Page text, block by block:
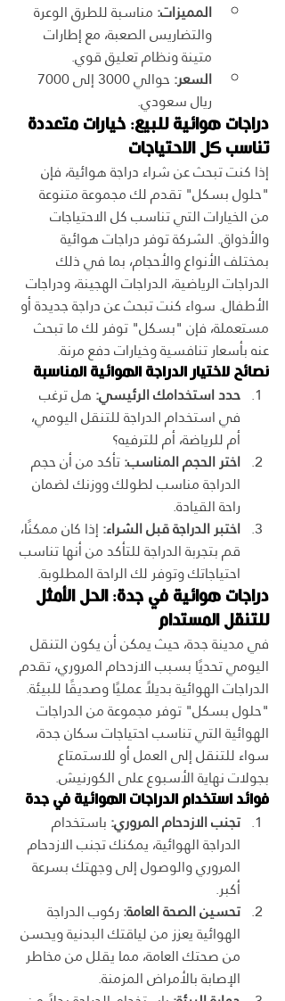
المميزات: مناسبة للطرق الوعرة
والتضاريس الصعبة، مع إطارات
متينة ونظام تعليق قوي.
السعر:
ريال سعودي.
دراجات هوائية للبيع: خيارات متعددة
تناسب كل الاحتياجات
إذا كنت تبحث عن شراء دراجة هوائية، فإن
"حلول بسكل" تقدم لك مجموعة متنوعة
من الخيارات التي تناسب كل الاحتياجات
والأذواق. الشركة توفر دراجات هوائية
بمختلف الأنواع والأحجام، بما في ذلك
الدراجات الرياضية، الدراجات الهجينة، ودراجات
الأطفال. سواء كنت تبحث عن دراجة جديدة أو
مستعملة، فإن "بسكل" توفر لك ما تبحث
عنه بأسعار تنافسية وخيارات دفع مرنة.
نصائح لاختيار الدراجة الهوائية المناسبة
حدد استخدامك الرئيسي: هل ترغب
في استخدام الدراجة للتنقل اليومي،
أم للرياضة، أم للترفيه؟
اختر الحجم المناسب: تأكد من أن حجم
الدراجة مناسب لطولك ووزنك لضمان
راحة القيادة.
اختبر الدراجة قبل الشراء: إذا كان ممكنًا،
قم بتجربة الدراجة للتأكد من أنها تناسب
احتياجاتك وتوفر لك الراحة المطلوبة.
دراجات هوائية في جدة: الحل الأمثل
للتنقل المستدام
في مدينة جدة، حيث يمكن أن يكون التنقل
اليومي تحديًا بسبب الازدحام المروري، تقدم
الدراجات الهوائية بديلاً عمليًا وصديقًا للبيئة.
"حلول بسكل" توفر مجموعة من الدراجات
الهوائية التي تناسب احتياجات سكان جدة،
سواء للتنقل إلى العمل أو للاستمتاع
بجولات نهاية الأسبوع على الكورنيش.
فوائد استخدام الدراجات الهوائية في جدة
تجنب الازدحام المروري: باستخدام
الدراجة الهوائية، يمكنك تجنب الازدحام
المروري والوصول إلى وجهتك بسرعة
أكبر.
تحسين الصحة العامة: ركوب الدراجة
الهوائية يعزز من لياقتك البدنية ويحسن
من صحتك العامة، مما يقلل من مخاطر
الإصابة بالأمراض المزمنة.